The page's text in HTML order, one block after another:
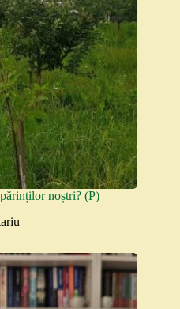
noștri? (P)